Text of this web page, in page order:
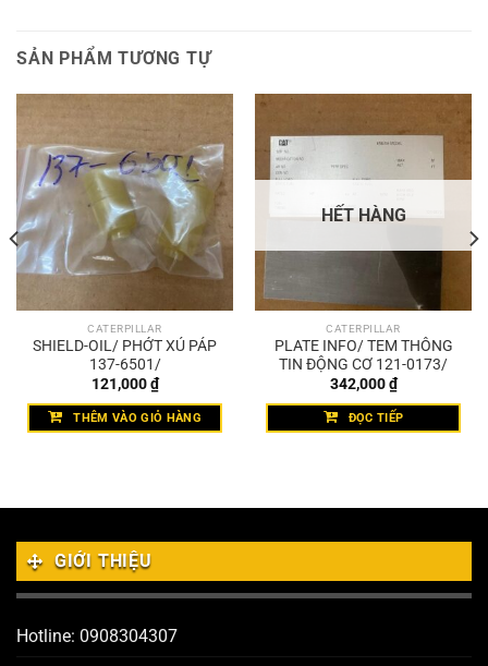
SẢN PHẨM TƯƠNG TỰ
CATERPILLAR
SHIELD-OIL/ PHỚT XÚ PÁP
137-6501/
121,000₫
THÊM VÀO GIỎ HÀNG
HẾT HÀNG
CATERPILLAR
PLATE INFO/ TEM THÔNG
TIN ĐỘNG CƠ 121-0173/
342,000₫
ĐỌC TIẾP
GIỚI THIỆU
Hotline: 0908304307